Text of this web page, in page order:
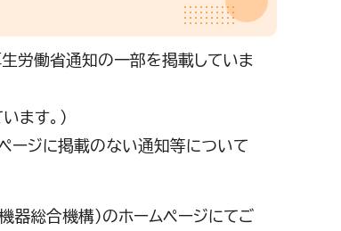
労働省通知の一部を掲載していま
す。）
ージに掲載のない通知等について
総合機構）のホームページにてご